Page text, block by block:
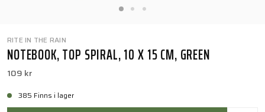
RITE IN THE RAIN
NOTEBOOK, TOP SPIRAL, 10 X 15 CM, GREEN
109 kr
385 Finns i lager